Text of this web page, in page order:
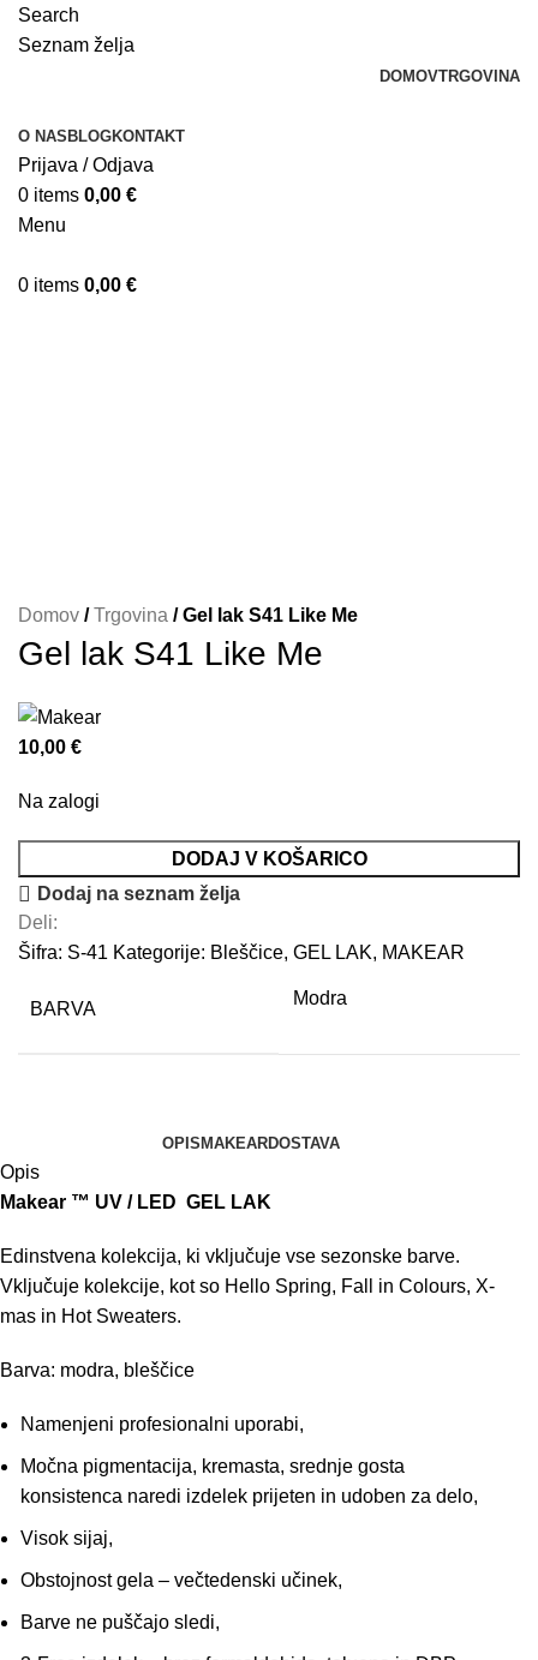
Search
Seznam želja
DOMOVTRGOVINA
O NAS BLOGKONTAKT
Prijava / Odjava
0 items 0,00 €
Menu
0 items 0,00 €
Domov / Trgovina / Gel lak S41 Like Me
Gel lak S41 Like Me
10,00 €
Na zalogi
DODAJ V KOŠARICO
Dodaj na seznam želja
Deli:
Šifra: S-41 Kategorije: Bleščice, GEL LAK, MAKEAR
BARVA
Modra
OPIS MAKEARDOSTAVA
Opis
Makear ™ UV / LED GEL LAK
Edinstvena kolekcija, ki vključuje vse sezonske barve.
Vključuje kolekcije, kot so Hello Spring, Fall in Colours, X-
mas in Hot Sweaters.
Barva: modra, bleščice
Namenjeni profesionalni uporabi,
Močna pigmentacija, kremasta, srednje gosta
konsistenca naredi izdelek prijeten in udoben za delo,
Visok sijaj,
Obstojnost gela – večtedenski učinek,
Barve ne puščajo sledi,